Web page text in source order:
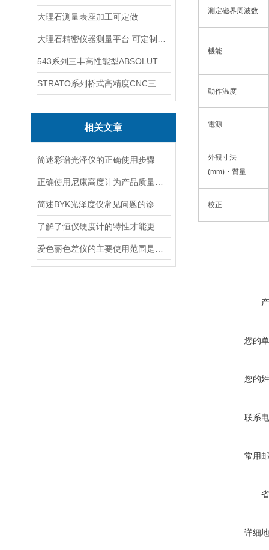
大理石测量表座加工可定做
相关文章
简述彩谱光泽仪的正确使用步骤
測定磁界周波数
機能
動作温度
電源
外観寸法
(mm)・質量
校正
您的
您的
联系
常用
详细